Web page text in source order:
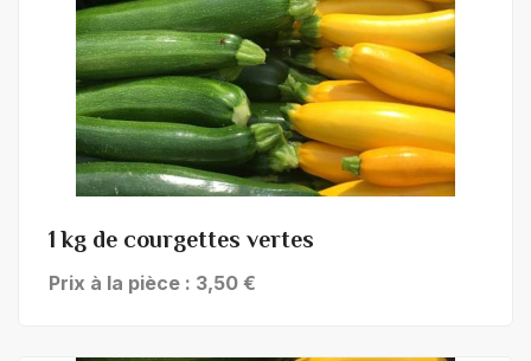
1 kg de courgettes vertes
Prix à la pièce : 3,50 €
+ de détails